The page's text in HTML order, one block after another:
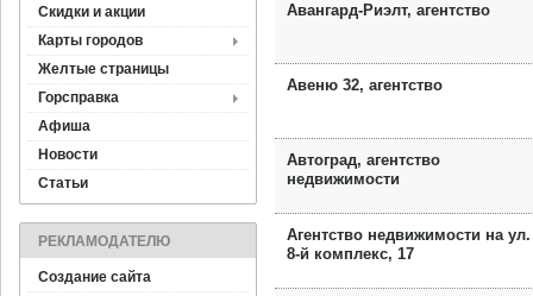
Скидки и акции
Карты городов
Желтые страницы
Горсправка
Афиша
Новости
Статьи
РЕКЛАМОДАТЕЛЮ
Создание сайта
Авангард-Риэлт, агентство
Авеню 32, агентство
Автоград, агентство
недвижимости
Агентство недвижимости на ул.
8-й комплекс, 17